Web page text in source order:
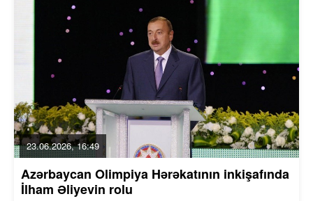
23.06.2026, 16:49
Azərbaycan Olimpiya Hərəkatının inkişafında
İlham Əliyevin rolu